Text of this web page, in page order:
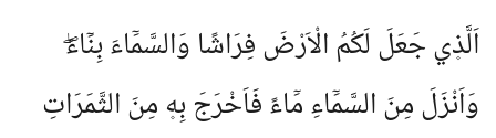
اَلَّذ۪ي جَعَلَ لَكُمُ الْاَرْضَ فِرَاشًا وَالسَّمَٓاءَ بِنَٓاءًۖ
وَاَنْزَلَ مِنَ السَّمَٓاءِ مَٓاءً فَاَخْرَجَ بِه۪ مِنَ الثَّمَرَاتِ